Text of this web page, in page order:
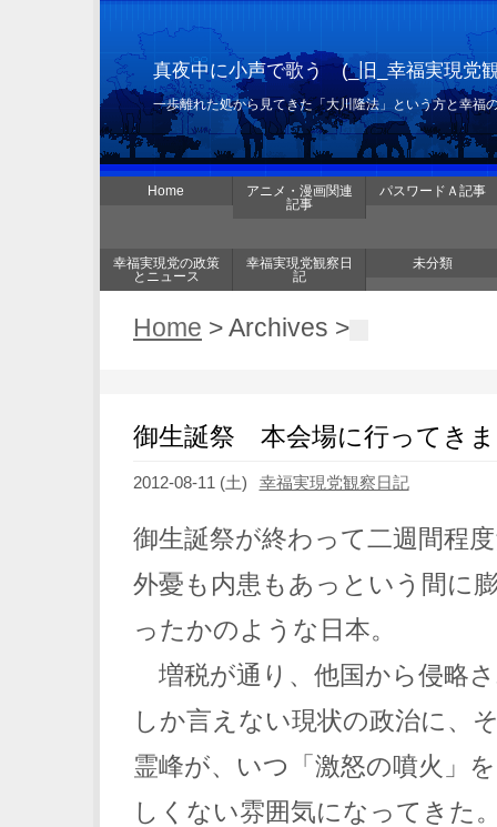
真夜中に小声で歌う (_旧_幸福実現党
一歩離れた処から見てきた「大川隆法」という方と幸福
Home
アニメ・漫画関連
記事
パスワードＡ記事
幸福実現党の政策
とニュース
幸福実現党観察日
記
未分類
Home > Archives >
御生誕祭 本会場に行ってき
2012-08-11 (土) 幸福実現党観察日記
御生誕祭が終わって二週間程
外憂も内患もあっという間に
ったかのような日本。
増税が通り、他国から侵略
しか言えない現状の政治に、
霊峰が、いつ「激怒の噴火」
しくない雰囲気になってきた